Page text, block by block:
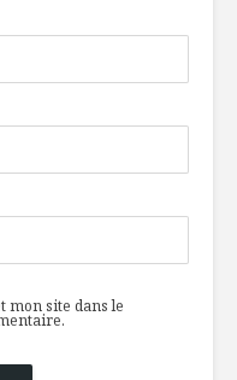
mon site dans le